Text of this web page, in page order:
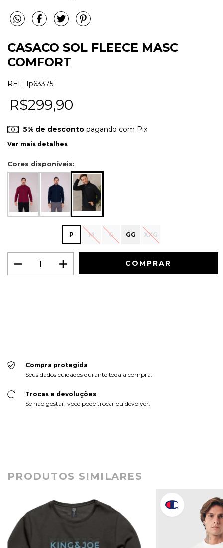
CASACO SOL FLEECE MASC
COMFORT
REF: 1p63375
R$299,90
5% de desconto pagando com Pix
Ver mais detalhes
Cores disponíveis:
P M G GG XXG
Compra protegida
Seus dados cuidados durante toda a compra.
Trocas e devoluções
Se não gostar, você pode trocar ou devolver.
PRODUTOS SIMILARES